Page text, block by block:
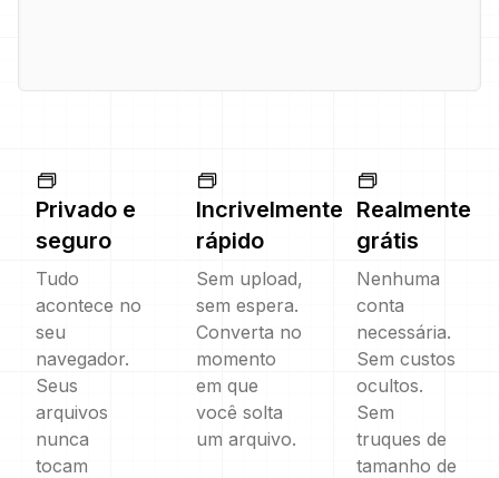
Privado e
seguro
Tudo
acontece no
seu
navegador.
Seus
arquivos
nunca
tocam
Incrivelmente
rápido
Sem upload,
sem espera.
Converta no
momento
em que
você solta
um arquivo.
Realmente
grátis
Nenhuma
conta
necessária.
Sem custos
ocultos.
Sem
truques de
tamanho de